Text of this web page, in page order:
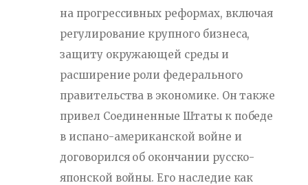
на прогрессивных реформах, включая
регулирование крупного бизнеса,
защиту окружающей среды и
расширение роли федерального
правительства в экономике. Он также
привел Соединенные Штаты к победе
в испано-американской войне и
договорился об окончании русско-
японской войны. Его наследие как